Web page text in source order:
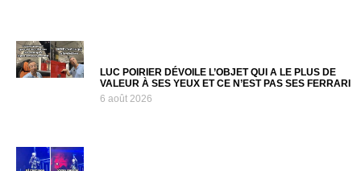
LUC POIRIER DÉVOILE L’OBJET QUI A LE PLUS DE
VALEUR À SES YEUX ET CE N’EST PAS SES FERRARI
6 août 2026